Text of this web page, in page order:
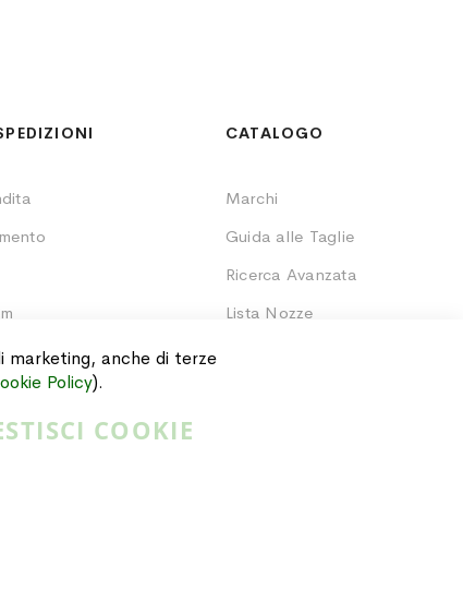
CATALOGO
Marchi
Guida alle Taglie
Ricerca Avanzata
Lista Nozze
marketing, anche di terze
Policy).
COOKIE